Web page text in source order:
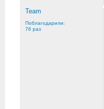
Team
Поблагодарили:
76 раз